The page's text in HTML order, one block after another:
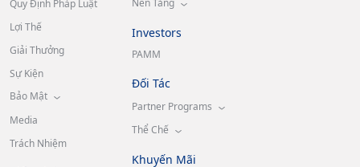
Quy Định Pháp Luật
Lợi Thế
Giải Thưởng
Sự Kiện
Bảo Mật
Media
Trách Nhiệm
Investors
PAMM
Đối Tác
Partner Programs
Thể Chế
Khuyến Mãi